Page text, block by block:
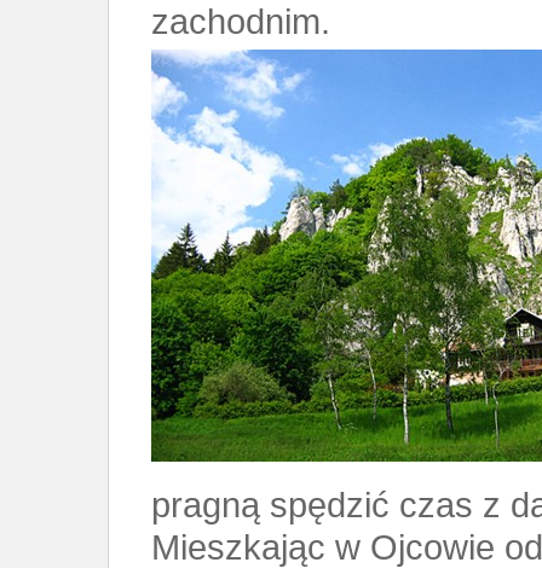
zachodnim.
pragną spędzić czas z
Mieszkając w Ojcowie